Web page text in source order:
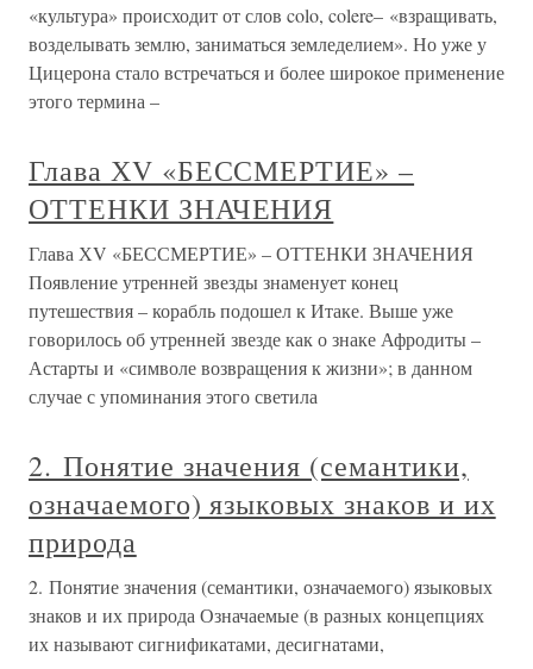
«культура» происходит от слов colo, colere– «взращивать,
возделывать землю, заниматься земледелием». Но уже у
Цицерона стало встречаться и более широкое применение
этого термина –
Глава ХV «БЕССМЕРТИЕ» –
ОТТЕНКИ ЗНАЧЕНИЯ
Глава ХV «БЕССМЕРТИЕ» – ОТТЕНКИ ЗНАЧЕНИЯ
Появление утренней звезды знаменует конец
путешествия – корабль подошел к Итаке. Выше уже
говорилось об утренней звезде как о знаке Афродиты –
Астарты и «символе возвращения к жизни»; в данном
случае с упоминания этого светила
2. Понятие значения (семантики,
означаемого) языковых знаков и их
природа
2. Понятие значения (семантики, означаемого) языковых
знаков и их природа Означаемые (в разных концепциях
их называют сигнификатами, десигнатами,